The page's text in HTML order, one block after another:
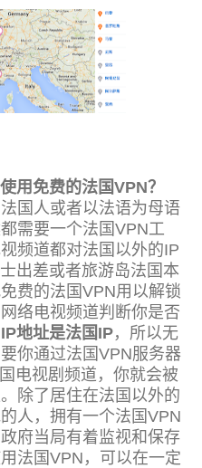
用免费的法国VPN？
国人或者以法语为母语
需要一个法国VPN工
频道都对法国以外的IP
出差或者旅游岛法国本
费的法国VPN用以解锁
络电视频道判断你是否
IP地址是法国IP，所以无
你通过法国VPN服务器
国电视剧频道，你就会被
除了居住在法国以外的
人，拥有一个法国VPN
府当局有着监视和保存
法国VPN， 可以在一定